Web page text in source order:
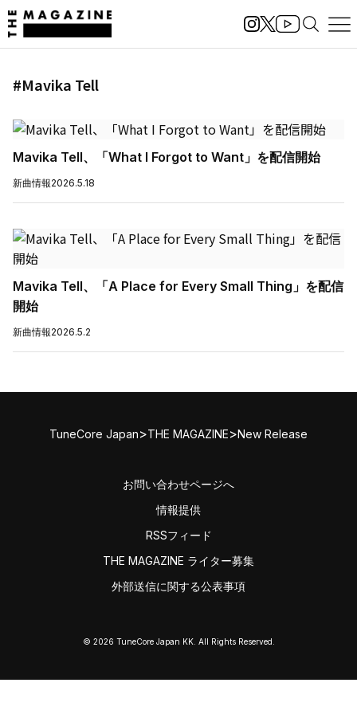
#Mavika Tell
Mavika Tell、「What I Forgot to Want」を配信開始
新曲情報2026.5.18
Mavika Tell、「A Place for Every Small Thing」を配信
開始
新曲情報2026.5.2
TuneCore Japan>THE MAGAZINE>New Release
お問い合わせページへ
情報提供
RSSフィード
THE MAGAZINE ライター募集
外部送信に関する公表事項
© 2026 TuneCore Japan KK. All Rights Reserved.